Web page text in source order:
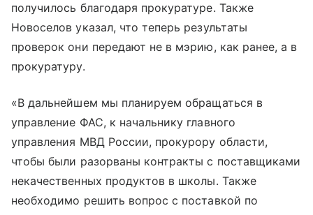
получилось благодаря прокуратуре. Также
Новоселов указал, что теперь результаты
проверок они передают не в мэрию, как ранее, а в
прокуратуру.
«В дальнейшем мы планируем обращаться в
управление ФАС, к начальнику главного
управления МВД России, прокурору области,
чтобы были разорваны контракты с поставщиками
некачественных продуктов в школы. Также
необходимо решить вопрос с поставкой по